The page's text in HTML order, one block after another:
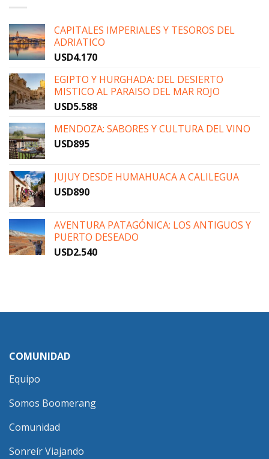
CAPITALES IMPERIALES Y TESOROS DEL
ADRIATICO
USD4.170
EGIPTO Y HURGHADA: DEL DESIERTO
MISTICO AL PARAISO DEL MAR ROJO
USD5.588
MENDOZA: SABORES Y CULTURA DEL VINO
USD895
JUJUY DESDE HUMAHUACA A CALILEGUA
USD890
AVENTURA PATAGÓNICA: LOS ANTIGUOS Y
PUERTO DESEADO
USD2.540
COMUNIDAD
Equipo
Somos Boomerang
Comunidad
Sonreír Viajando